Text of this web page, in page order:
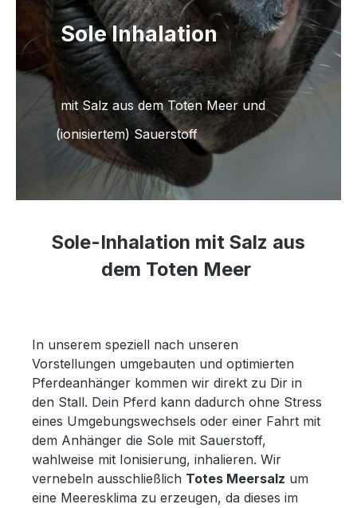
Sole Inhalation
mit Salz aus dem Toten Meer und
(ionisiertem) Sauerstoff
Sole-Inhalation mit Salz aus
dem Toten Meer
In unserem speziell nach unseren
Vorstellungen umgebauten und optimierten
Pferdeanhänger kommen wir direkt zu Dir in
den Stall. Dein Pferd kann dadurch ohne Stress
eines Umgebungswechsels oder einer Fahrt mit
dem Anhänger die Sole mit Sauerstoff,
wahlweise mit Ionisierung, inhalieren. Wir
vernebeln ausschließlich Totes Meersalz um
eine Meeresklima zu erzeugen, da dieses im